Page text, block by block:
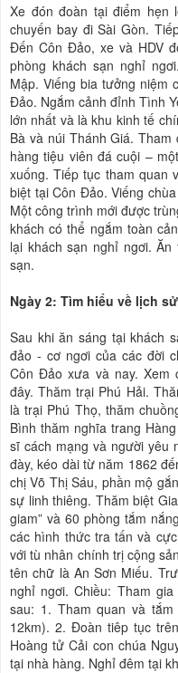
Xe đón đoàn tại điểm hẹn
chuyến bay đi Sài Gòn.
Đến Côn Đảo, xe và HDV
phòng khách sạn nghỉ
Mập. Viếng bia tưởng niệm
Đảo. Ngắm cảnh đỉnh Tình
lớn nhất và là khu kinh tế
Bà và núi Thánh Giá.
hàng tiệu viên đá cuội –
xuống. Tiếp tục tham quan
biệt tại Côn Đảo. Viếng
Một công trình mới được
khách có thể ngắm toàn
lại khách sạn nghỉ ngơi.
sạn.
Ngày 2: Tìm hiểu về lịch
Sau khi ăn sáng tại khách
đảo - cơ ngơi của các đời
Côn Đảo xưa và nay. Xem
đây. Thăm trại Phú Hải.
là trại Phú Thọ, thăm
Bình thăm nghĩa trang
sĩ cách mạng và người yêu
đày, kéo dài từ năm 1862
chị Võ Thị Sáu, phần mộ
sự linh thiêng. Thăm biệt
giam” và 60 phòng tắm
các hình thức tra tấn và
với tù nhân chính trị cộng
tên chữ là An Sơn Miếu.
nghỉ ngơi. Chiều: Tham
sau: 1. Tham quan và
12km). 2. Đoàn tiêp tục
Hoàng tử Cải con chúa
tại nhà hàng. Nghỉ đêm tại